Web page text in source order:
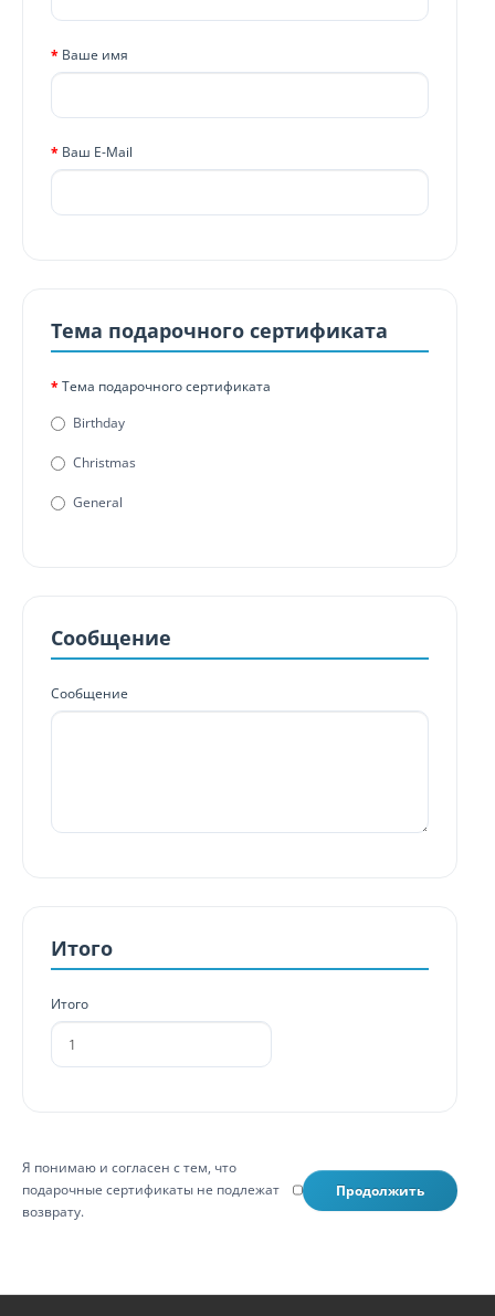
Ваше имя
Ваш E-Mail
Тема подарочного сертификата
Тема подарочного сертификата
Birthday
Christmas
General
Сообщение
Сообщение
Итого
Итого
Я понимаю и согласен с тем, что
подарочные сертификаты не подлежат
возврату.